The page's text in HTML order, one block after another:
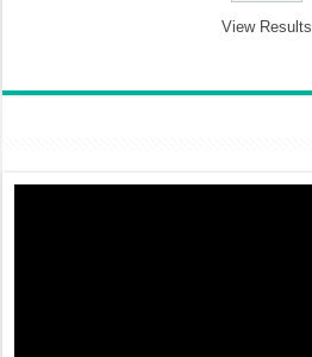
View Results